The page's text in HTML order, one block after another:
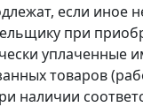
если иное
при
уплаченные
товаров
наличии